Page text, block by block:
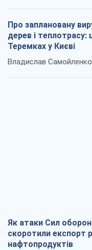
Про заплановану
дерев і
Теремках у Києві
Владислав Самойленко
Як атаки Сил
скоротили експорт
нафтопродуктів